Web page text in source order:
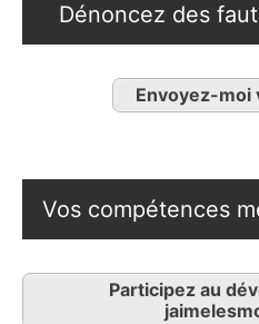
Dénoncez des
Envoyez-moi
Vos compétences
Participez au